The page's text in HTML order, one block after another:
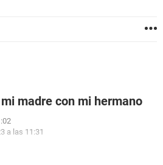
madre con mi hermano
a las 11:31